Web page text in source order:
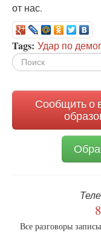
от нас.
Tags: Удар по
Форма
Сообщить о
Все разговоры